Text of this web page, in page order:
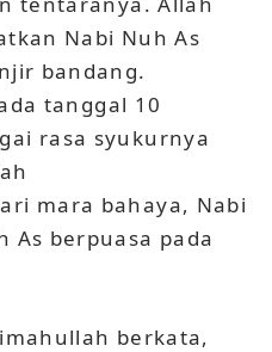
Nabi Nuh As
bandang.
tanggal 10
rasa syukurnya
mara bahaya, Nabi
As berpuasa pada
berkata,